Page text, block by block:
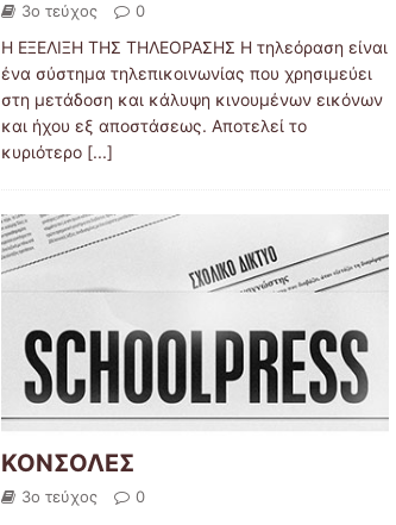
3ο τεύχος 0
Η ΕΞΕΛΙΞΗ ΤΗΣ ΤΗΛΕΟΡΑΣΗΣ Η τηλεόραση είναι
ένα σύστημα τηλεπικοινωνίας που χρησιμεύει
στη μετάδοση και κάλυψη κινουμένων εικόνων
και ήχου εξ αποστάσεως. Αποτελεί το
κυριότερο [...]
ΚΟΝΣΟΛΕΣ
3ο τεύχος 0